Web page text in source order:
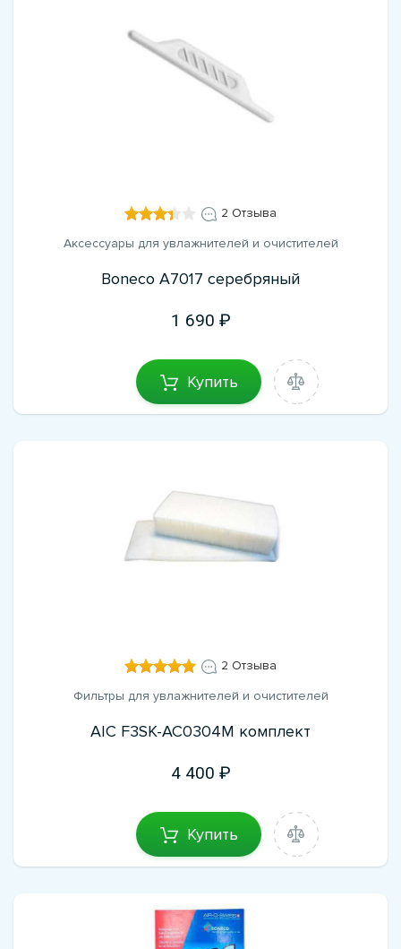
2 Отзыва
Аксессуары для увлажнителей и очистителей
Boneco A7017 серебряный
1 690
Купить
2 Отзыва
Фильтры для увлажнителей и очистителей
AIC F3SK-AC0304M комплект
4 400
Купить